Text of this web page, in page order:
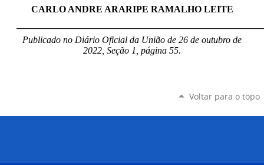
CARLO ANDRE ARARIPE RAMALHO LEITE
Publicado no Diário Oficial da União de 26 de outubro de
2022, Seção 1, página 55.
Voltar para o topo